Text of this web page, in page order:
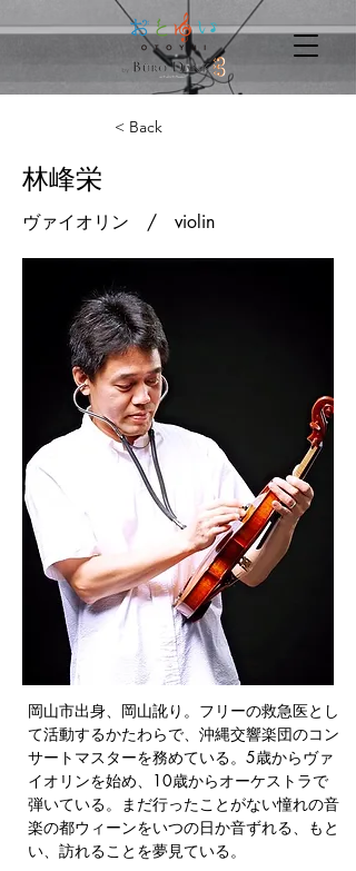
< Back
林峰栄
ヴァイオリン / violin
岡山市出身、岡山訛り。フリーの救急医とし
て活動するかたわらで、沖縄交響楽団のコン
サートマスターを務めている。5歳からヴァ
イオリンを始め、10歳からオーケストラで
弾いている。まだ行ったことがない憧れの音
楽の都ウィーンをいつの日か音ずれる、もと
い、訪れることを夢見ている。